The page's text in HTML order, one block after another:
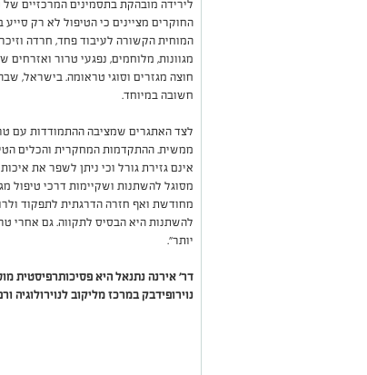
לירידה מובהקת בתסמינים המרכזיים
החוקרים מציינים כי הטיפול לא רק
המוחית הקשורה לעיבוד פחד, חרדה
מגוונות, מלוחמים, נפגעי טרור
חוצה מגזרים וסוגי טראומה. בישראל,
חשובה במיוחד.
לצד האתגרים שמציבה ההתמודדות עם
ממשית. ההתקדמות המחקרית והכלים
אינם גזירת גורל וכי ניתן לשפר את
מסוגל להשתנות ושקיימות דרכי טיפול
מחודשת ואף חזרה הדרגתית לתפקוד
להשתנות היא הבסיס לתקווה. גם אחרי
יותר".
דר' אירנה נתנאל היא פסיכותרפיסטית
נוירופידבק במרכז מליקוב לנוירולוגיה